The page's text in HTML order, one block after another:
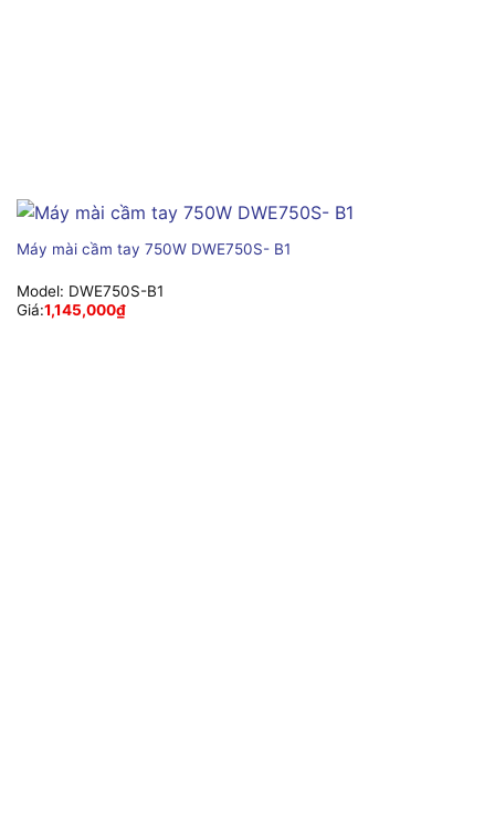
Máy mài cầm tay 750W DWE750S- B1
Model: DWE750S-B1
Giá:1,145,000₫